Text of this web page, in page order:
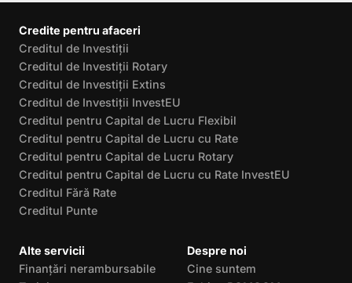
Credite pentru afaceri
Creditul de Investiții
Creditul de Investiții Rotary
Creditul de Investiții Extins
Creditul de Investiții InvestEU
Creditul pentru Capital de Lucru Flexibil
Creditul pentru Capital de Lucru cu Rate
Creditul pentru Capital de Lucru Rotary
Creditul pentru Capital de Lucru cu Rate InvestEU
Creditul Fără Rate
Creditul Punte
Alte servicii
Finanțări nerambursabile
Despre noi
Cine suntem